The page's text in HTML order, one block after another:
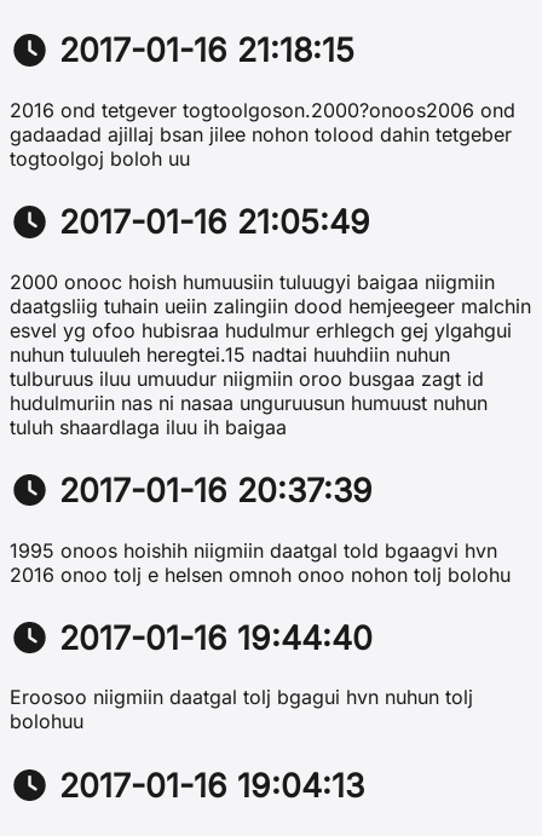
2017-01-16 21:18:15
2016 ond tetgever togtoolgoson.2000?onoos2006 ond
gadaadad ajillaj bsan jilee nohon tolood dahin tetgeber
togtoolgoj boloh uu
2017-01-16 21:05:49
2000 onooc hoish humuusiin tuluugyi baigaa niigmiin
daatgsliig tuhain ueiin zalingiin dood hemjeegeer malchin
esvel yg ofoo hubisraa hudulmur erhlegch gej ylgahgui
nuhun tuluuleh heregtei.15 nadtai huuhdiin nuhun
tulburuus iluu umuudur niigmiin oroo busgaa zagt id
hudulmuriin nas ni nasaa unguruusun humuust nuhun
tuluh shaardlaga iluu ih baigaa
2017-01-16 20:37:39
1995 onoos hoishih niigmiin daatgal told bgaagvi hvn
2016 onoo tolj e helsen omnoh onoo nohon tolj bolohu
2017-01-16 19:44:40
Eroosoo niigmiin daatgal tolj bgagui hvn nuhun tolj
bolohuu
2017-01-16 19:04:13